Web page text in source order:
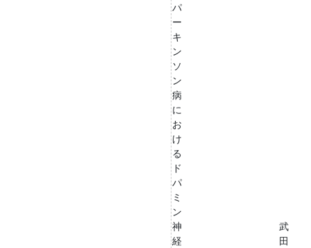
パ
ー
キ
ン
ソ
ン
病
に
お
け
る
ド
パ
ミ
ン
神
経
武
田